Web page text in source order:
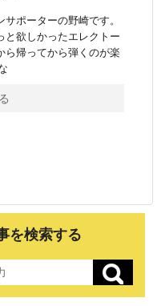
ポーターの野崎です。
と欲しかったエレクトー
ら帰ってから弾くのが楽
を検索する